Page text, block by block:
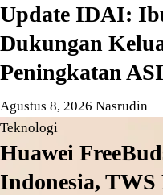
Update IDAI:
Dukungan
Peningkatan
Agustus 8, 2026 Nasrudin
Teknologi
Huawei
Indonesia, TWS